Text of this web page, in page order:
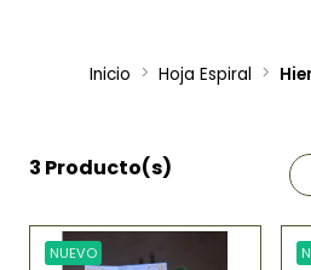
Inicio Hoja Espiral
3 Producto(s)
NUEVO